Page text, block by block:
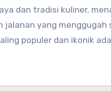
dan tradisi kuliner,
jalanan yang menggugah
populer dan ikonik